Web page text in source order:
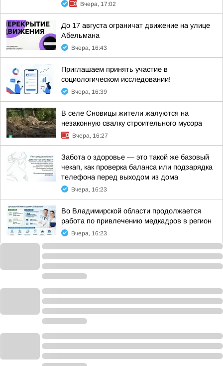
Вчера, 17:02
До 17 августа ограничат движение на улице
Абельмана
Вчера, 16:43
Приглашаем принять участие в
социологическом исследовании!
Вчера, 16:39
В селе Сновицы жители жалуются на
незаконную свалку строительного мусора
Вчера, 16:27
Забота о здоровье — это такой же базовый
чекап, как проверка баланса или подзарядка
телефона перед выходом из дома
Вчера, 16:23
Во Владимирской области продолжается
работа по привлечению медкадров в регион
Вчера, 16:23